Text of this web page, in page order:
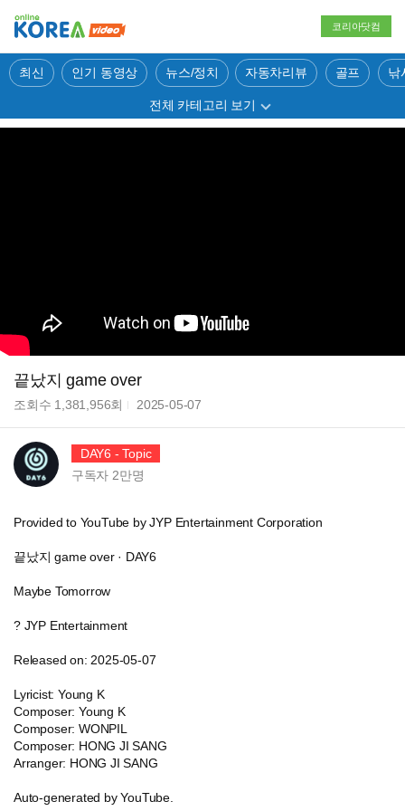
코리아닷컴
최신 인기 동영상 뉴스/정치 자동차리뷰 골프 낚
전체 카테고리 보기
끝났지 game over
조회수 1,381,956회 2025-05-07
DAY6 - Topic
구독자 2만명
Provided to YouTube by JYP Entertainment Corporation
끝났지 game over · DAY6
Maybe Tomorrow
? JYP Entertainment
Released on: 2025-05-07
Lyricist: Young K
Composer: Young K
Composer: WONPIL
Composer: HONG JI SANG
Arranger: HONG JI SANG
Auto-generated by YouTube.